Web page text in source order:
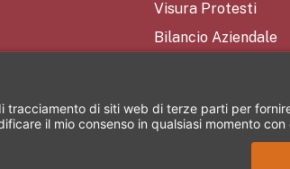
Visura Protesti
Bilancio Aziendale
Chi siamo
Società soggetta all’attività di direzione e